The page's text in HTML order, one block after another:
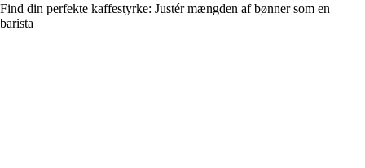
Find din perfekte kaffestyrke: Justér mængden af bønner som en
barista